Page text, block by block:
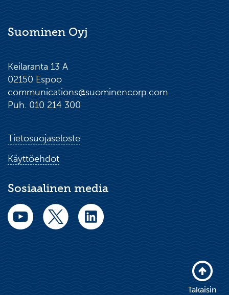
Suominen Oyj
Keilaranta 13 A
02150 Espoo
communications@suominencorp.com
Puh. 010 214 300
Tietosuojaseloste
Käyttöehdot
Sosiaalinen media
Takaisin